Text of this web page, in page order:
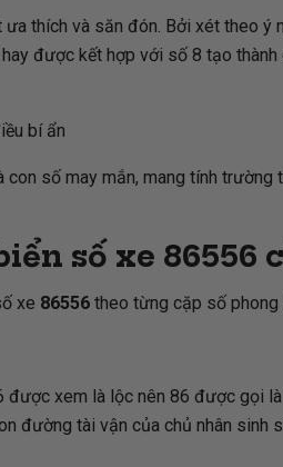
thích và săn đón. Bởi xét theo
được kết hợp với số 8 tạo
bí ẩn
số may mắn, mang tính
số xe 86556
xe 86556theo từng cặp số phong
xem là lộc nên 86 được gọi
đường tài vận của chủ nhân sinh